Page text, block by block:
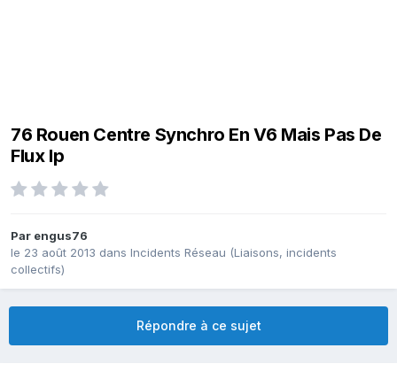
76 Rouen Centre Synchro En V6 Mais Pas De
Flux Ip
Par engus76
le 23 août 2013 dans Incidents Réseau (Liaisons, incidents
collectifs)
Répondre à ce sujet